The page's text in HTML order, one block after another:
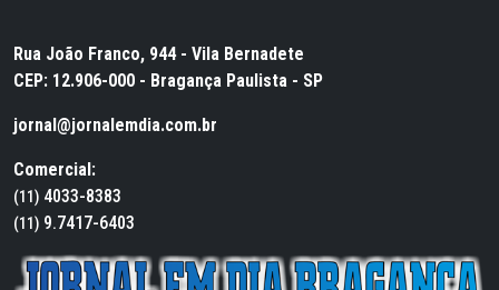
Rua João Franco, 944 - Vila Bernadete
CEP: 12.906-000 - Bragança Paulista - SP
jornal@jornalemdia.com.br
Comercial:
(11) 4033-8383
(11) 9.7417-6403